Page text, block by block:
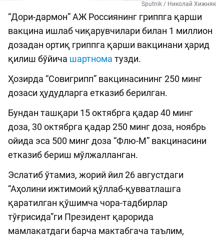
Sputnik / Николай Хижняк
“Дори-дармон” АЖ Россиянинг гриппга қарши
вакцина ишлаб чиқарувчилари билан 1 миллион
дозадан ортиқ гриппга қарши вакцинани ҳарид
қилиш бўйича шартнома тузди.
Ҳозирда “Совигрипп” вакцинасининг 250 минг
дозаси ҳудудларга етказиб берилган.
Бундан ташқари 15 октябрга қадар 40 минг
доза, 30 октябрга қадар 250 минг доза, ноябрь
ойида эса 500 минг доза “Флю-М” вакцинасини
етказиб бериш мўлжалланган.
Эслатиб ўтамиз, жорий йил 26 августдаги
“Аҳолини ижтимоий қўллаб-қувватлашга
қаратилган қўшимча чора-тадбирлар
тўғрисида”ги Президент қарорида
мамлакатдаги барча мактабгача таълим,